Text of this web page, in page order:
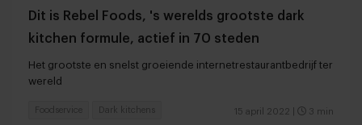
Dit is Rebel Foods, 's werelds grootste dark
kitchen formule, actief in 70 steden
Het grootste en snelst groeiende internetrestaurantbedrijf ter
wereld
15 april 2022 3 min
Foodservice Dark kitchens